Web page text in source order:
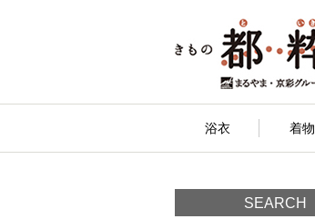
浴衣 着物
SEARCH